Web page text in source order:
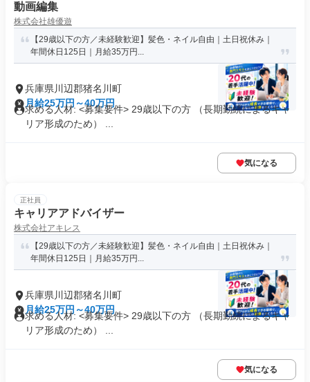
動画編集
株式会社雄優遊
【29歳以下の方／未経験歓迎】髪色・ネイル自由｜土日祝休み｜
年間休日125日｜月給35万円...
兵庫県川辺郡猪名川町
月給25万円～40万円
求める人材: <募集要件> 29歳以下の方 （長期勤続によるキャ
リア形成のため） ...
気になる
正社員
キャリアアドバイザー
株式会社アキレス
【29歳以下の方／未経験歓迎】髪色・ネイル自由｜土日祝休み｜
年間休日125日｜月給35万円...
兵庫県川辺郡猪名川町
月給25万円～40万円
求める人材: <募集要件> 29歳以下の方 （長期勤続によるキャ
リア形成のため） ...
気になる